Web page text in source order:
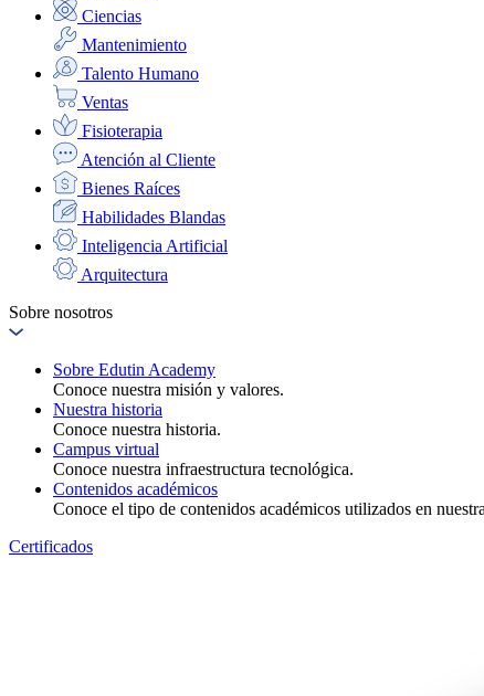
Ciencias
Mantenimiento
Talento Humano
Ventas
Fisioterapia
Atención al Cliente
Bienes Raíces
Habilidades Blandas
Inteligencia Artificial
Arquitectura
Sobre nosotros
Sobre Edutin Academy
Conoce nuestra misión y valores.
Nuestra historia
Conoce nuestra historia.
Campus virtual
Conoce nuestra infraestructura tecnológica.
Contenidos académicos
Conoce el tipo de contenidos académicos utilizados en
Certificados